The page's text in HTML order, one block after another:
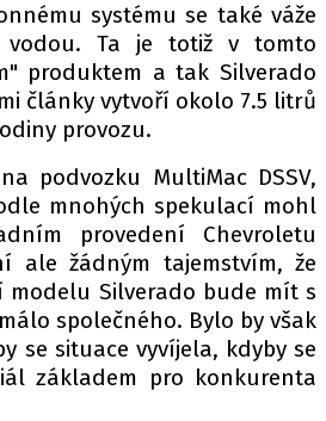
systému se také váže
vodou. Ta je totiž v tomto
produktem a tak Silverado
články vytvoří okolo 7.5 litrů
provozu.
podvozku MultiMac DSSV,
mnohých spekulací mohl
provedení Chevroletu
ale žádným tajemstvím, že
Silverado bude mít s
společného. Bylo by však
se situace vyvíjela, kdyby se
základem pro konkurenta